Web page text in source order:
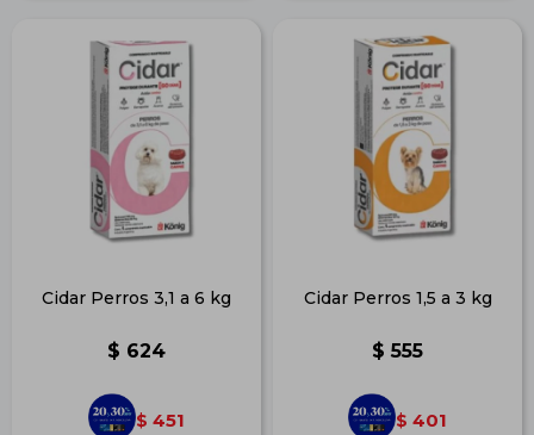
Cidar Perros 3,1 a 6 kg
$ 624
$ 451
Cidar Perros 1,5 a 3 kg
$ 555
$ 401